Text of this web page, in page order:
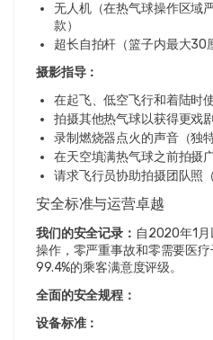
无人机（在热气球操作区域
款）
超长自拍杆（篮子内最大30
摄影指导：
在起飞、低空飞行和着陆时
拍摄其他热气球以获得更戏
录制燃烧器点火的声音（独
在天空填满热气球之前拍摄
请求飞行员协助拍摄团队照
安全标准与运营卓越
我们的安全记录： 自2020年1
操作，零严重事故和零需要医
99.4%的乘客满意度评级。
全面的安全规程：
设备标准：